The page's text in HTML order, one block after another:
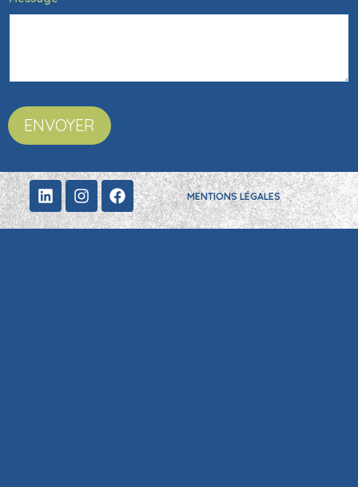
ENVOYER
MENTIONS LÉGALES